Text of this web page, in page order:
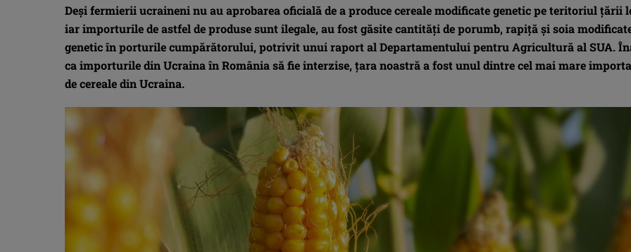
Deși fermierii ucraineni nu au aprobarea oficială de a produce cereale modificate genetic pe teritoriul țării
iar importurile de astfel de produse sunt ilegale, au fost găsite cantități de porumb, rapiță și soia
genetic în porturile cumpărătorului, potrivit unui raport al Departamentului pentru Agricultură al SUA.
ca importurile din Ucraina în România să fie interzise, țara noastră a fost unul dintre cel mai mare
de cereale din Ucraina.